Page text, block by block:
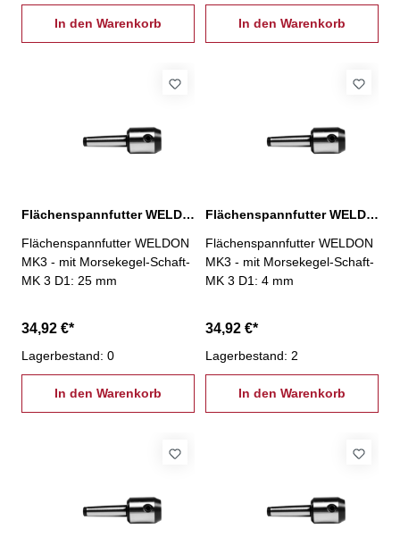
In den Warenkorb In den Warenkorb
Flächenspannfutter WELDON, MK 3 / D: 25 mm
Flächenspannfutter WELDON
MK3 - mit Morsekegel-Schaft-
MK 3 D1: 25 mm
34,92 €*
Lagerbestand: 0
In den Warenkorb
Flächenspannfutter WELDON, MK 3 / D: 4 mm
Flächenspannfutter WELDON
MK3 - mit Morsekegel-Schaft-
MK 3 D1: 4 mm
34,92 €*
Lagerbestand: 2
In den Warenkorb